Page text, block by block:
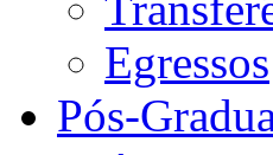
Egressos
Pós-